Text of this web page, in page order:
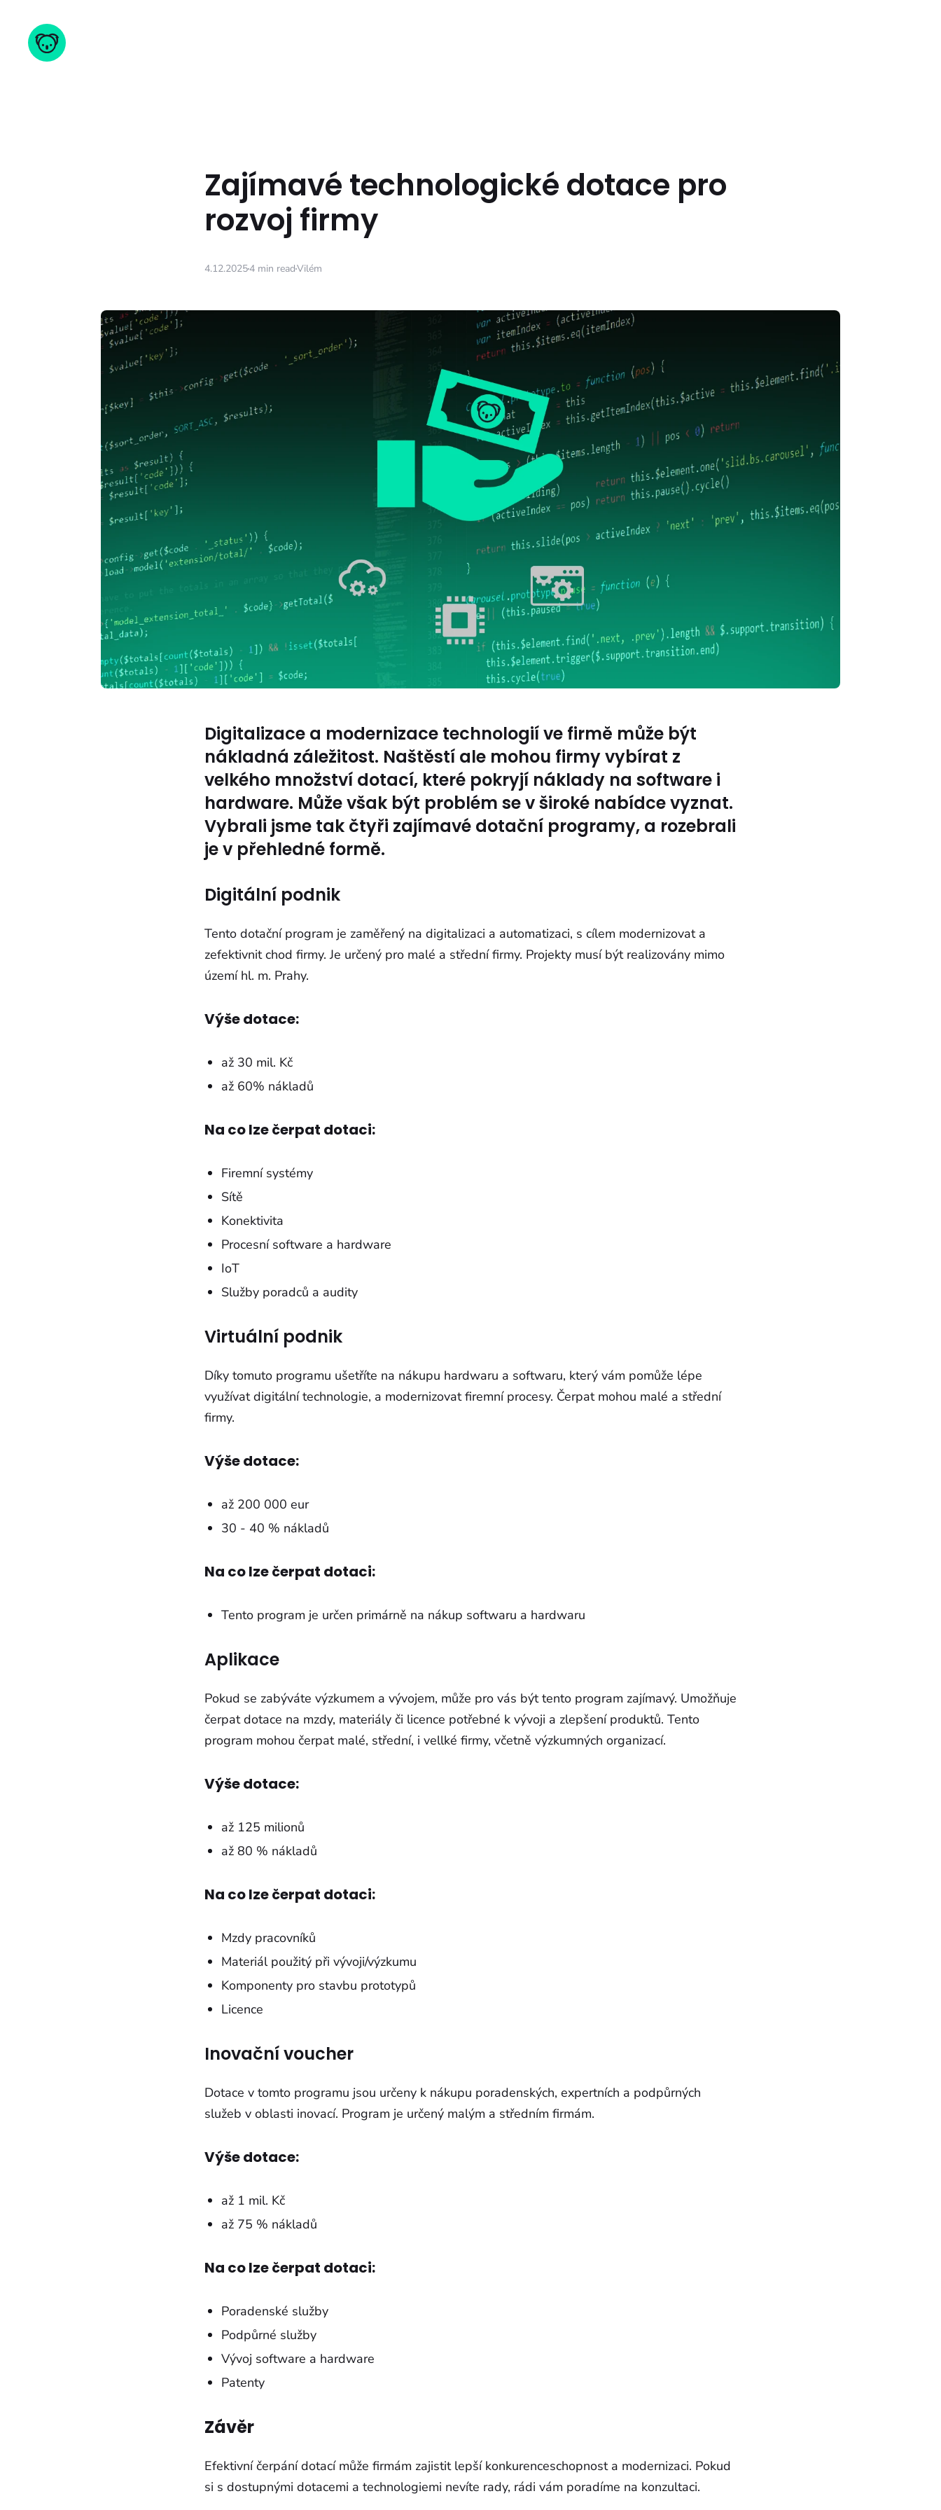
Zajímavé technologické dotace pro
rozvoj firmy
4.12.20254 min readVilém
Digitalizace a modernizace technologií ve firmě může být
nákladná záležitost. Naštěstí ale mohou firmy vybírat z
velkého množství dotací, které pokryjí náklady na software i
hardware. Může však být problém se v široké nabídce vyznat.
Vybrali jsme tak čtyři zajímavé dotační programy, a rozebrali
je v přehledné formě.
Digitální podnik
Tento dotační program je zaměřený na digitalizaci a automatizaci, s cílem modernizovat a
zefektivnit chod firmy. Je určený pro malé a střední firmy. Projekty musí být realizovány mimo
území hl. m. Prahy.
Výše dotace:
až 30 mil. Kč
až 60% nákladů
Na co lze čerpat dotaci:
Firemní systémy
Sítě
Konektivita
Procesní software a hardware
IoT
Služby poradců a audity
Virtuální podnik
Díky tomuto programu ušetříte na nákupu hardwaru a softwaru, který vám pomůže lépe
využívat digitální technologie, a modernizovat firemní procesy. Čerpat mohou malé a střední
firmy.
Výše dotace:
až 200 000 eur
30 - 40 % nákladů
Na co lze čerpat dotaci:
Tento program je určen primárně na nákup softwaru a hardwaru
Aplikace
Pokud se zabýváte výzkumem a vývojem, může pro vás být tento program zajímavý. Umožňuje
čerpat dotace na mzdy, materiály či licence potřebné k vývoji a zlepšení produktů. Tento
program mohou čerpat malé, střední, i vellké firmy, včetně výzkumných organizací.
Výše dotace:
až 125 milionů
až 80 % nákladů
Na co lze čerpat dotaci:
Mzdy pracovníků
Materiál použitý při vývoji/výzkumu
Komponenty pro stavbu prototypů
Licence
Inovační voucher
Dotace v tomto programu jsou určeny k nákupu poradenských, expertních a podpůrných
služeb v oblasti inovací. Program je určený malým a středním firmám.
Výše dotace:
až 1 mil. Kč
až 75 % nákladů
Na co lze čerpat dotaci:
Poradenské služby
Podpůrné služby
Vývoj software a hardware
Patenty
Závěr
Efektivní čerpání dotací může firmám zajistit lepší konkurenceschopnost a modernizaci. Pokud
si s dostupnými dotacemi a technologiemi nevíte rady, rádi vám poradíme na konzultaci.